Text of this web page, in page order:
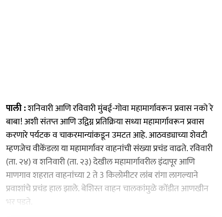
पाली :शनिवारी आणि रविवारी मुंबई-गोवा महामार्गावरून प्रवास नको रे
बाबा! अशी संतप्त आणि उद्विग्न प्रतिक्रिया सध्या महामार्गावरून प्रवास
करणारे पर्यटक व चाकरमान्यांकडून उमटत आहे. आठवड्याच्या शेवटी
म्हणजेच वीकेंडला या महामार्गावर वाहनांची संख्या प्रचंड वाढते. रविवारी
(ता. २४) व शनिवारी (ता. २३) देखील महामार्गावरील इंदापूर आणि
माणगाव शहरात वाहनांच्या 2 ते 3 किलोमीटर लांब रांगा लागल्याने
प्रवाशांचे प्रचंड हाल झाले. बेशिस्त वाहन चालकांमुळे कोंडीत आणखीन
भर पडते.